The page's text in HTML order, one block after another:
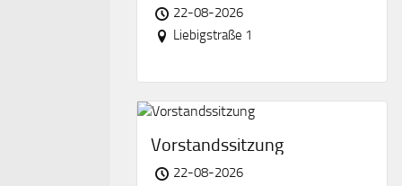
22-08-2026
Liebigstraße 1
Vorstandssitzung
22-08-2026